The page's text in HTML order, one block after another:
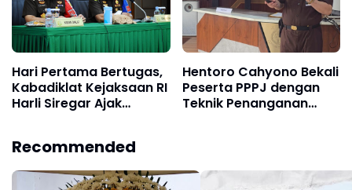
Hari Pertama Bertugas,
Kabadiklat Kejaksaan RI
Harli Siregar Ajak
Modernisasi Badiklat
Hentoro Cahyono Bekali
Peserta PPPJ dengan
Teknik Penanganan
Recommended